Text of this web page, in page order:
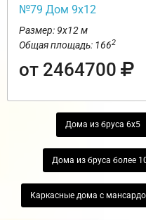
№79 Дом 9х12
Размер: 9х12 м
Общая площадь: 1662
от 2464700
Дома из бруса 6х5
Дома из бруса более
Каркасные дома с